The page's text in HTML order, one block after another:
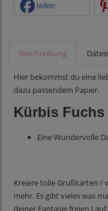
teilen
Beschreibung
Hier bekommst du eine
dazu passendem Papier.
Kürbis
Eine Wundervolle
Kreiere tolle Grußkarten /
mehr. Es gibt vieles was
deiner Fantasie freien Lauf.